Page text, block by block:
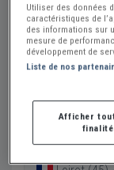
Cabochon
2CV
Créer une
14 €
Vendeur
Utiliser des données
caractéristiques de
des informations sur
mesure de
développement de
Liste de nos
Afficher